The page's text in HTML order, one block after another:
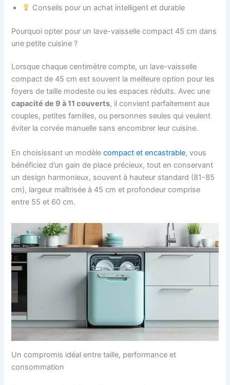
Conseils pour un achat intelligent et durable
Pourquoi opter pour un lave-vaisselle compact 45 cm dans
une petite cuisine ?
Lorsque chaque centimètre compte, un lave-vaisselle
compact de 45 cm est souvent la meilleure option pour les
foyers de taille modeste ou les espaces réduits. Avec une
capacité de 9 à 11 couverts, il convient parfaitement aux
couples, petites familles, ou personnes seules qui veulent
éviter la corvée manuelle sans encombrer leur cuisine.
En choisissant un modèlecompact et encastrable, vous
bénéficiez d’un gain de place précieux, tout en conservant
un design harmonieux, souvent à hauteur standard (81-85
cm), largeur maîtrisée à 45 cm et profondeur comprise
entre 55 et 60 cm.
Un compromis idéal entre taille, performance et
consommation